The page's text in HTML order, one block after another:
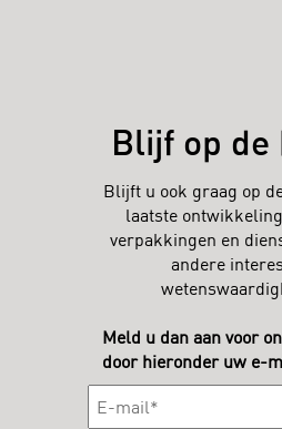
Blijf op de
Blijft u ook graag op
laatste
verpakkingen en
andere
Meld u dan aan voor
door hieronder uw e-